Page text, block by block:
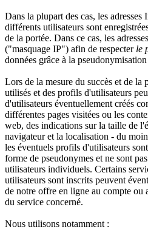
Dans la plupart des cas, les
différents utilisateurs sont
de la portée. Dans ce cas, les
("masquage IP") afin de respecter le
données grâce à la
Lors de la mesure du succès et de la
utilisés et des profils d'utilisateurs
d'utilisateurs éventuellement créés
différentes pages visitées ou les
web, des indications sur la taille de
navigateur et la localisation - du
les éventuels profils d'utilisateurs
forme de pseudonymes et ne sont
utilisateurs individuels. Certains
utilisateurs sont inscrits peuvent
de notre offre en ligne au compte ou
du service concerné.
Nous utilisons notamment :